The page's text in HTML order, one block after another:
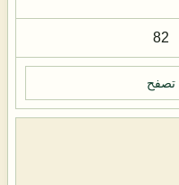
82
تصفح